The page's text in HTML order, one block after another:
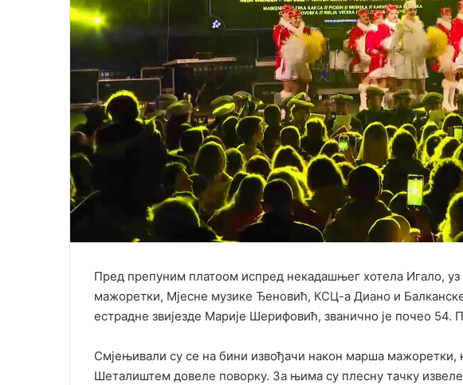
Пред препуним платоом испред некадашњег хотела Игало, уз
мажоретки, Мјесне музике Ђеновић, КСЦ-а Диано и
естрадне звијезде Марије Шерифовић, званично је почео 54.
Смјењивали су се на бини извођачи након марша мажоретки,
Шеталиштем довеле поворку. За њима су плесну тачку